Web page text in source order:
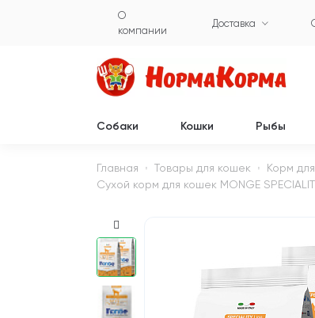
О
компании
Доставка
Собаки Кошки Рыбы
Главная Товары для кошек Корм
Сухой корм для кошек MONGE